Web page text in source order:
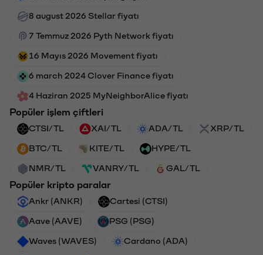
8 august 2026 Stellar fiyatı
7 Temmuz 2026 Pyth Network fiyatı
16 Mayıs 2026 Movement fiyatı
6 march 2024 Clover Finance fiyatı
4 Haziran 2025 MyNeighborAlice fiyatı
Popüler işlem çiftleri
CTSI/TL XAI/TL ADA/TL XRP/TL
BTC/TL KITE/TL HYPE/TL
NMR/TL VANRY/TL GAL/TL
Popüler kripto paralar
Ankr (ANKR) Cartesi (CTSI)
Aave (AAVE) PSG (PSG)
Waves (WAVES) Cardano (ADA)